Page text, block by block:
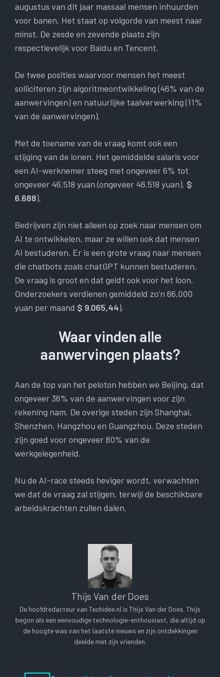
augustus van dit jaar massaal mensen inhuurden
voor banen. Het staat op volgorde van meest naar
minst. De zesde en zevende plaats zijn
respectievelijk voor Baidu en Tencent.
De twee posities waarvoor mensen het meest
solliciteren zijn algoritmeontwikkeling (46% van de
aanwervingen) en natuurlijke taalverwerking (11%
van de aanwervingen).
Met de toename van de vraag komt ook een
stijging van de lonen. Het gemiddelde salaris voor
een AI-werknemer steeg met ongeveer 6% tot
ongeveer 46.518 yuan (ongeveer 46.518 yuan). $
6.688).
Bedrijven zijn niet alleen op zoek naar mensen om
AI te ontwikkelen, maar ze willen ook dat mensen
AI bestuderen. Er is een grote vraag naar mensen
die chatbots zoals chatGPT kunnen bestuderen.
De vraag is groot en dat geldt ook voor het loon.
Onderzoekers verdienen gemiddeld zo’n 66.000
yuan per maand $ 9.065,44).
Waar vinden alle
aanwervingen plaats?
Aan de top van het peloton hebben we Beijing, dat
ongeveer 36% van de aanwervingen voor zijn
rekening nam. De overige steden zijn Shanghai,
Shenzhen, Hangzhou en Guangzhou. Deze steden
zijn goed voor ongeveer 80% van de
werkgelegenheid.
Nu de AI-race steeds heviger wordt, verwachten
we dat de vraag zal stijgen, terwijl de beschikbare
arbeidskrachten zullen dalen.
Thijs Van der Does
De hoofdredacteur van Techidee.nl is Thijs Van der Does. Thijs
begon als een eenvoudige technologie-enthousiast, die altijd op
de hoogte was van het laatste nieuws en zijn ontdekkingen
deelde met zijn vrienden.